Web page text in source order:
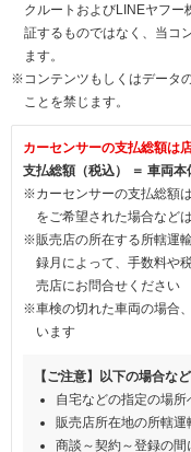
クルートおよびLINEヤフー
証するものではなく、当コ
ます。
※コンテンツもしくはデータ
ことを禁じます。
カーセンサーの支払総額は
支払総額（税込） ＝ 車両本
※カーセンサーの支払総額
をご希望された場合など
※販売店の所在する所轄運
録月によって、手数料や
売店にお問合せください
※車検の切れた車両の場合
います
【ご注意】以下の場合な
自宅などの指定の場
販売店所在地の所轄
商談～契約～登録の